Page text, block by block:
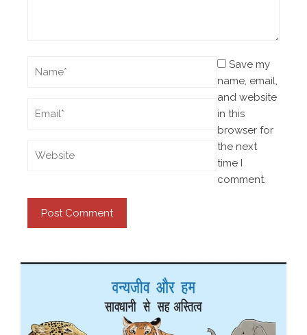
Save my
name, email,
and website
in this
browser for
the next
time I
comment.